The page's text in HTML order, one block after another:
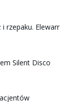
i rzepaku. Elewarr
Silent Disco